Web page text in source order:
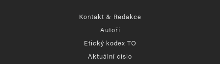
Kontakt & Redakce
Autoři
Etický kodex TO
Aktuální číslo